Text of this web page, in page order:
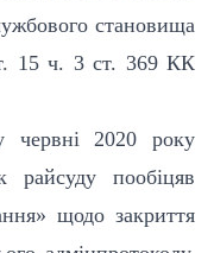
становища
15 ч. 3 ст. 369 КК
2020 року
райсуду пообіцяв
щодо закриття